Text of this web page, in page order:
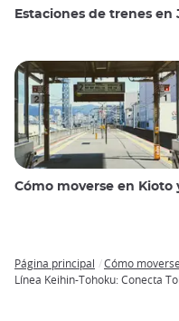
Estaciones de trenes en
Cómo moverse en Kioto y
Breadcrumb
Página principal
Cómo
Línea Keihin-Tohoku: Conecta